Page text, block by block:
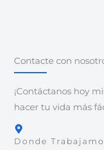
Contacte con
¡Contáctanos hoy
hacer tu vida más
Donde